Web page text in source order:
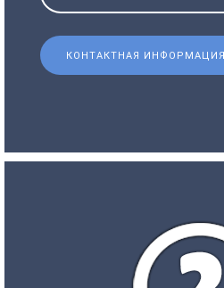
КОНТАКТНАЯ ИНФОРМАЦИЯ